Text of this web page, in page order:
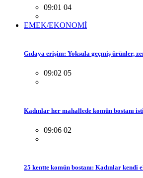
09:01 04
EMEK/EKONOMİ
Gıdaya erişim: Yoksula geçmiş ürünler,
09:02 05
Kadınlar her mahallede komün bostanı
09:06 02
25 kentte komün bostanı: Kadınlar